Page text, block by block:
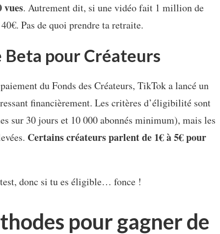
vues. Autrement dit, si une vidéo fait 1 million de
Pas de quoi prendre ta retraite.
Beta pour Créateurs
du Fonds des Créateurs, TikTok a lancé un
financièrement. Les critères d’éligibilité sont
sur 30 jours et 10 000 abonnés minimum), mais les
Certains créateurs parlent de 1€ à 5€ pour
donc si tu es éligible… fonce !
pour gagner de